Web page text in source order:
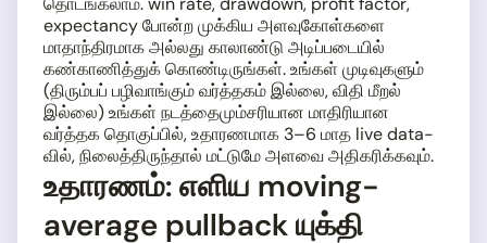
expectancy போன்ற முக்கிய அளவுகோள்களை
மாதாந்திரமாக அல்லது காலாண்டு அடிப்படையில்
கண்காணித்துக் கொண்டிருங்கள். உங்கள் முடிவுகளும்
(திரும்பப் பழிவாங்கும் வர்த்தகம் இல்லை, விதி மீறல்
இல்லை) உங்கள் நடத்தைமும்சரியான மாதிரியான
வர்த்தக தொகுப்பில், உதாரணமாக 3–6 மாத live data-
வில், நிலைத்திருந்தால் மட்டுமே அளவை அதிகரிக்கவும்.
உதாரணம்: எளிய moving-
average pullback யுக்தி